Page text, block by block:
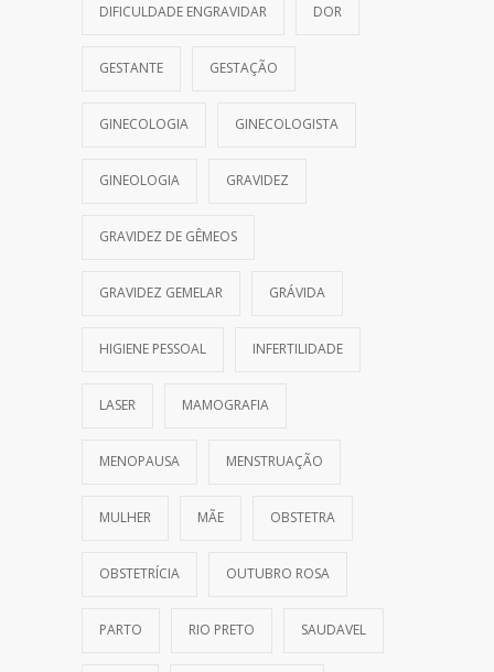
DIFICULDADE ENGRAVIDAR DOR
GESTANTE GESTAÇÃO
GINECOLOGIA GINECOLOGISTA
GINEOLOGIA GRAVIDEZ
GRAVIDEZ DE GÊMEOS
GRAVIDEZ GEMELAR GRÁVIDA
HIGIENE PESSOAL INFERTILIDADE
LASER MAMOGRAFIA
MENOPAUSA MENSTRUAÇÃO
MULHER MÃE OBSTETRA
OBSTETRÍCIA OUTUBRO ROSA
PARTO RIO PRETO SAUDAVEL